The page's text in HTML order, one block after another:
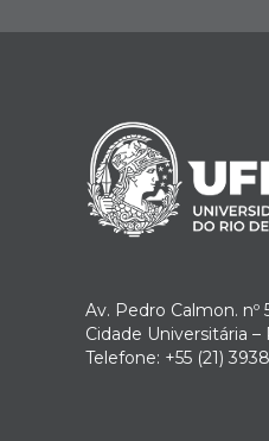
Av. Pedro Calmon. nº
Cidade Universitária –
Telefone: +55 (21)